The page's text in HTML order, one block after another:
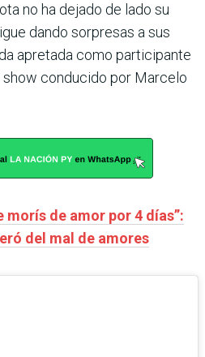
no ha dejado de lado su
dando sorpresas a sus
apretada como participante
show conducido por Marcelo
morís de amor por 4 días”:
del mal de amores